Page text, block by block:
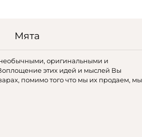
Мята
оригинальными и
этих идей и мыслей Вы
помимо того что мы их продаем, мы